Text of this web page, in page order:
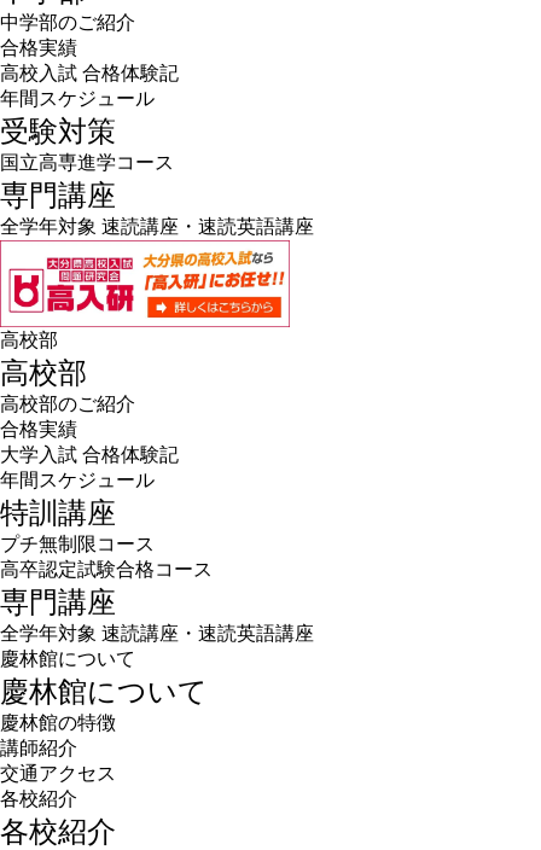
中学部のご紹介
合格実績
高校入試 合格体験記
年間スケジュール
受験対策
国立高専進学コース
専門講座
全学年対象 速読講座・速読英語講座
高校部
高校部
高校部のご紹介
合格実績
大学入試 合格体験記
年間スケジュール
特訓講座
プチ無制限コース
高卒認定試験合格コース
専門講座
全学年対象 速読講座・速読英語講座
慶林館について
慶林館について
慶林館の特徴
講師紹介
交通アクセス
各校紹介
各校紹介